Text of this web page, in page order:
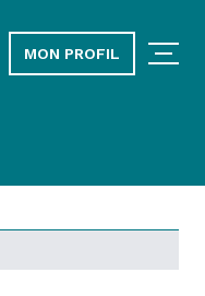
MON PROFIL